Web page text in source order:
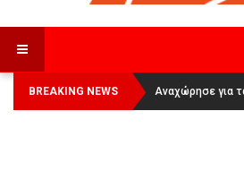
BREAKING NEWS
Οι Πάνθηρες
Basketball League 1
Αναχώρησε για
Γυναικών: